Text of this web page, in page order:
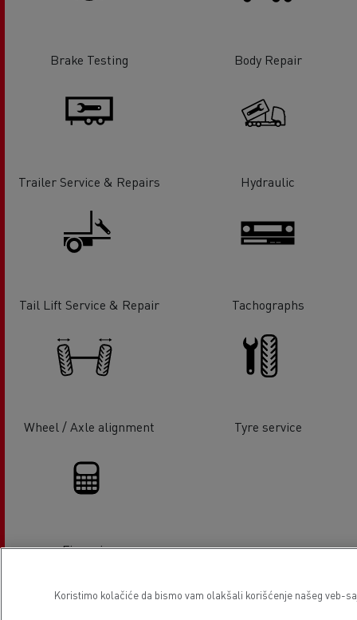
Brake Testing Body Repair
Trailer Service & Repairs Hydraulic
Tail Lift Service & Repair Tachographs
Wheel / Axle alignment Tyre service
Financing
Koristimo kolačiće da bismo vam olakšali korišćenje našeg veb-